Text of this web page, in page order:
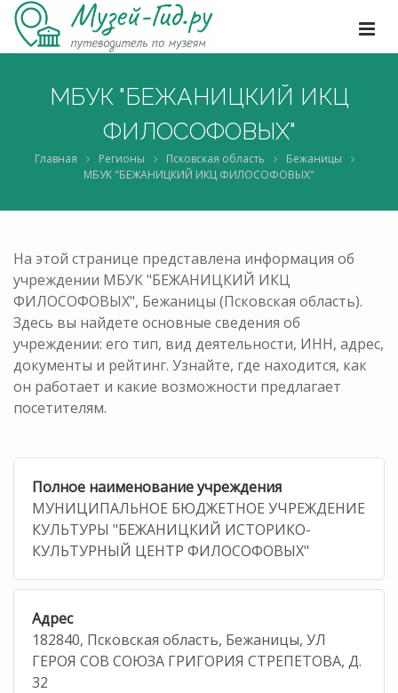
МБУК "БЕЖАНИЦКИЙ ИКЦ
ФИЛОСОФОВЫХ"
Главная Регионы Псковская область
Бежаницы
МБУК "БЕЖАНИЦКИЙ ИКЦ ФИЛОСОФОВЫХ"
На этой странице представлена информация об
учреждении МБУК "БЕЖАНИЦКИЙ ИКЦ
ФИЛОСОФОВЫХ", Бежаницы (Псковская область).
Здесь вы найдете основные сведения об
учреждении: его тип, вид деятельности, ИНН, адрес,
документы и рейтинг. Узнайте, где находится, как
он работает и какие возможности предлагает
посетителям.
Полное наименование учреждения
МУНИЦИПАЛЬНОЕ БЮДЖЕТНОЕ УЧРЕЖДЕНИЕ
КУЛЬТУРЫ "БЕЖАНИЦКИЙ ИСТОРИКО-
КУЛЬТУРНЫЙ ЦЕНТР ФИЛОСОФОВЫХ"
Адрес
182840, Псковская область, Бежаницы, УЛ
ГЕРОЯ СОВ СОЮЗА ГРИГОРИЯ СТРЕПЕТОВА, Д.
32